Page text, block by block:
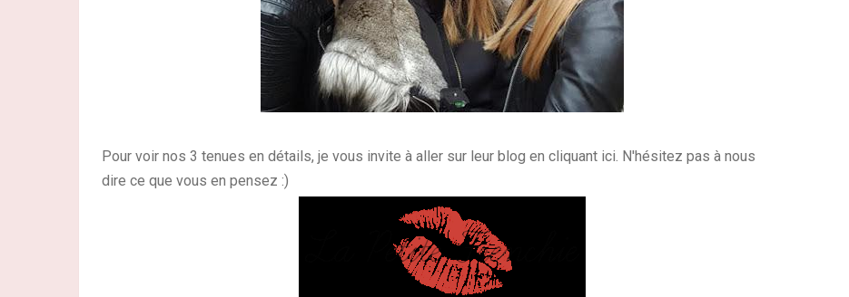
Pour voir nos 3 tenues en détails, je vous invite à aller sur leur blog en cliquant ici. N'hésitez pas à nous
dire ce que vous en pensez :)